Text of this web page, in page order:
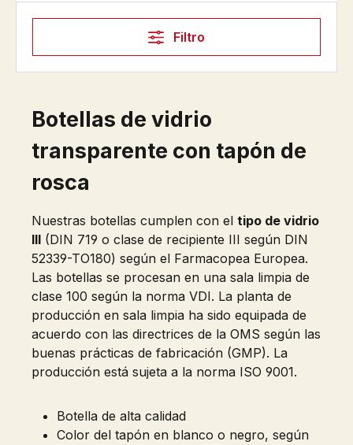
Filtro
Botellas de vidrio
transparente con tapón de
rosca
Nuestras botellas cumplen con el tipo de vidrio
III (DIN 719 o clase de recipiente III según DIN
52339-TO180) según el Farmacopea Europea.
Las botellas se procesan en una sala limpia de
clase 100 según la norma VDI. La planta de
producción en sala limpia ha sido equipada de
acuerdo con las directrices de la OMS según las
buenas prácticas de fabricación (GMP). La
producción está sujeta a la norma ISO 9001.
Botella de alta calidad
Color del tapón en blanco o negro, según